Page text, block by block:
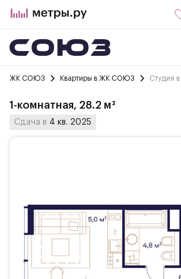
ЖК СОЮЗ Квартиры в ЖК СОЮЗ Студия
1-комнатная, 28.2 м²
Сдача в 4 кв. 2025